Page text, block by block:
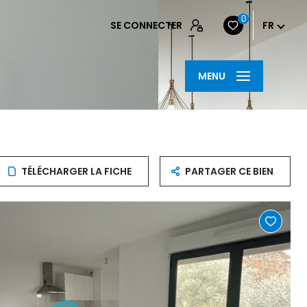
SE CONNECTER 0 FR
MENU
TÉLÉCHARGER LA FICHE PARTAGER CE BIEN